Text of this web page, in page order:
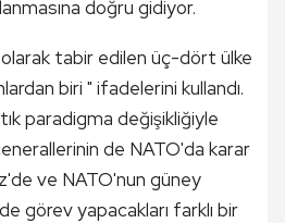
doğru gidiyor.
tabir edilen üç-dört ülke
biri " ifadelerini kullandı.
paradigma değişikliğiyle
de NATO'da karar
ve NATO'nun güney
görev yapacakları farklı bir